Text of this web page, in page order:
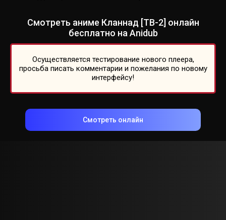
Смотреть аниме Кланнад [ТВ-2] онлайн
бесплатно на Anidub
Осуществляется тестирование нового плеера,
просьба писать комментарии и пожелания по новому
интерфейсу!
Смотреть онлайн